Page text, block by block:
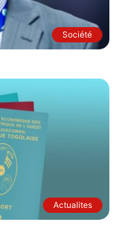
Société
Actualites